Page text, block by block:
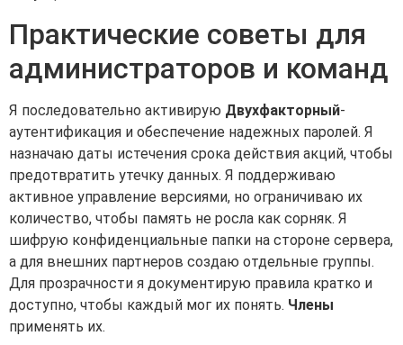
Практические советы для
администраторов и команд
Я последовательно активирую Двухфакторный-
аутентификация и обеспечение надежных паролей. Я
назначаю даты истечения срока действия акций, чтобы
предотвратить утечку данных. Я поддерживаю
активное управление версиями, но ограничиваю их
количество, чтобы память не росла как сорняк. Я
шифрую конфиденциальные папки на стороне сервера,
а для внешних партнеров создаю отдельные группы.
Для прозрачности я документирую правила кратко и
доступно, чтобы каждый мог их понять. Члены
применять их.